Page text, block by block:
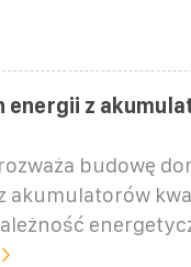
energii z
budowę
akumulatorów